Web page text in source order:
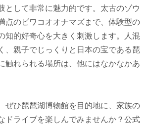
として非常に魅力的です。太古のゾウ
点のビワコオオナマズまで、体験型の
知的好奇心を大きく刺激します。人混
、親子でじっくりと日本の宝である琵
触れられる場所は、他にはなかなかあ
ぜひ琵琶湖博物館を目的地に、家族の
ドライブを楽しんでみませんか？公式